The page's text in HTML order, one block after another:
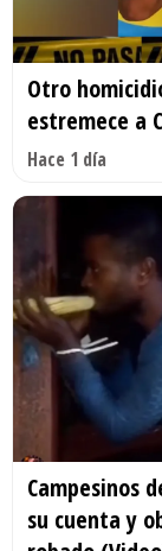
Otro
estremece a
Hace 1 día
Campesinos
su cuenta y